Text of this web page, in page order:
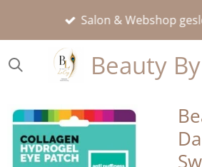
de
hoofdinhoud
Beauty
Salon & Webshop